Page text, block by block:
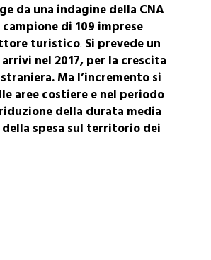
da una indagine della CNA
campione di 109 imprese
turistico. Si prevede un
nel 2017, per la crescita
Ma l’incremento si
aree costiere e nel periodo
della durata media
della spesa sul territorio dei